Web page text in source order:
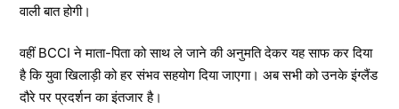
वाली बात होगी।
वहीं BCCI ने माता-पिता को साथ ले जाने की अनुमति देकर यह साफ कर दिया
है कि युवा खिलाड़ी को हर संभव सहयोग दिया जाएगा। अब सभी को उनके इंग्लैंड
दौरे पर प्रदर्शन का इंतजार है।